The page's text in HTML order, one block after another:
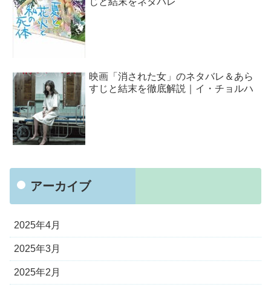
映画「消された女」のネタバレ＆あら
すじと結末を徹底解説｜イ・チョルハ
アーカイブ
2025年4月
2025年3月
2025年2月